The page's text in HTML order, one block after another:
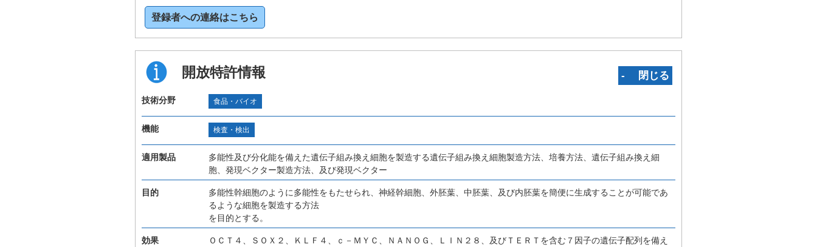
登録者への連絡はこちら
開放特許情報 ‐ 閉じる
技術分野 食品・バイオ
機能 検査・検出
適用製品
多能性及び分化能を備えた遺伝子組み換え細胞を製造する遺伝子組み換え細胞製造方法、培養方法、遺伝子組み換え細
胞、発現ベクター製造方法、及び発現ベクター
目的
多能性幹細胞のように多能性をもたせられ、神経幹細胞、外胚葉、中胚葉、及び内胚葉を簡便に生成することが可能であ
るような細胞を製造する方法
を目的とする。
効果
ＯＣＴ４、ＳＯＸ２、ＫＬＦ４、ｃ－ＭＹＣ、ＮＡＮＯＧ、ＬＩＮ２８、及びＴＥＲＴを含む７因子の遺伝子配列を備え